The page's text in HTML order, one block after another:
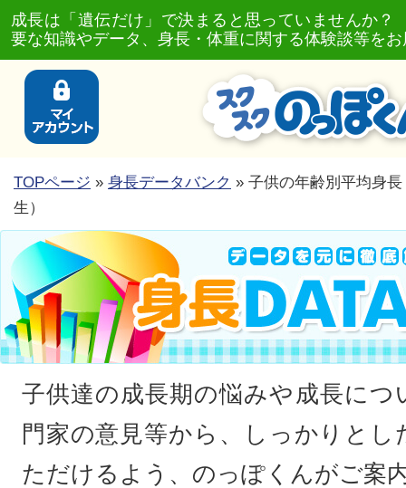
成長は「遺伝だけ」で決まると思っていませんか
要な知識やデータ、身長・体重に関する体験談等を
TOPページ » 身長データバンク » 子供の年齢別平均身
生）
子供達の成長期の悩みや成長につ
門家の意見等から、しっかりと
ただけるよう、のっぽくんがご案